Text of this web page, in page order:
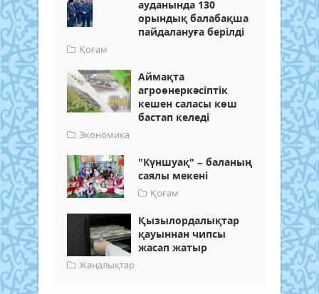
ауданында 130
орындық балабақша
пайдалануға берілді
Қоғам
Аймақта
агроөнеркәсіптік
кешен саласы көш
бастап келеді
Экономика
"Күншуақ" – баланың
саялы мекені
Қоғам
Қызылордалықтар
қауыннан чипсы
жасап жатыр
Жаңалықтар